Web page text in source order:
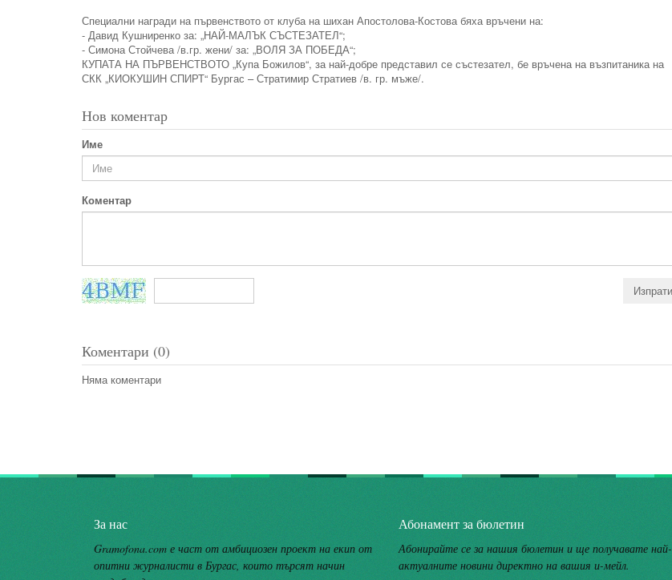
Специални награди на първенството от клуба на шихан Апостолова-Костова бяха връчени на:
- Давид Кушниренко за: „НАЙ-МАЛЪК СЪСТЕЗАТЕЛ“;
- Симона Стойчева /в.гр. жени/ за: „ВОЛЯ ЗА ПОБЕДА“;
КУПАТА НА ПЪРВЕНСТВОТО „Купа Божилов“, за най-добре представил се състезател, бе връчена на възпитаника на
СКК „КИОКУШИН СПИРТ“ Бургас – Стратимир Стратиев /в. гр. мъже/.
Нов коментар
Име
Коментар
Коментари (0)
Няма коментари
За нас
Gramofona.com е част от амбициозен проект на екип от
опитни журналисти в Бургас, които търсят начин
Абонамент за бюлетин
Абонирайте се за нашия бюлетин и ще получавате най-
актуалните новини директно на вашия и-мейл.